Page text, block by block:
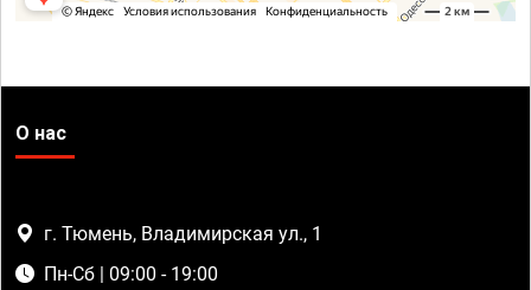
О нас
г. Тюмень, Владимирская ул., 1
Пн-Сб | 09:00 - 19:00